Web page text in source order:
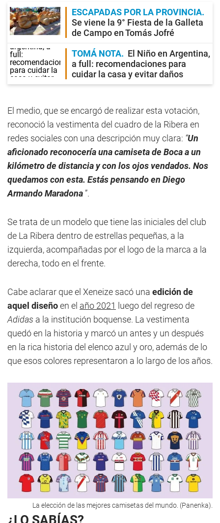
ESCAPADAS POR LA PROVINCIA
Se viene la 9° Fiesta de la Galleta
de Campo en Tomás Jofré
TOMÁ NOTA
El Niño en Argentina,
a full: recomendaciones para
cuidar la casa y evitar daños
El medio, que se encargó de realizar esta votación,
reconoció la vestimenta del cuadro de la Ribera en
redes sociales con una descripción muy clara: “Un
aficionado reconocería una camiseta de Boca a un
kilómetro de distancia y con los ojos vendados. Nos
quedamos con esta. Estás pensando en Diego
Armando Maradona”.
Se trata de un modelo que tiene las iniciales del club
de La Ribera dentro de estrellas pequeñas, a la
izquierda, acompañadas por el logo de la marca a la
derecha, todo en el frente.
Cabe aclarar que el Xeneize sacó una edición de
aquel diseñoen el año 2021 luego del regreso de
Adidas a la institución boquense. La vestimenta
quedó en la historia y marcó un antes y un después
en la rica historia del elenco azul y oro, además de lo
que esos colores representaron a lo largo de los años.
La elección de las mejores camisetas del mundo. (Panenka).
¿LO SABÍAS?